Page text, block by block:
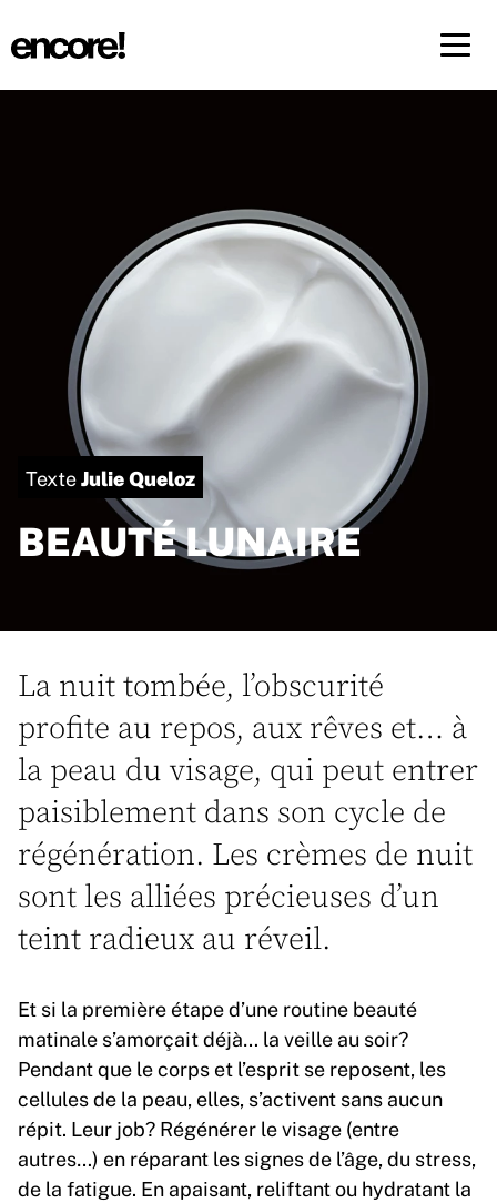
TexteJulie Queloz
BEAUTÉ LUNAIRE
La nuit tombée, l’obscurité
profite au repos, aux rêves et… à
la peau du visage, qui peut entrer
paisiblement dans son cycle de
régénération. Les crèmes de nuit
sont les alliées précieuses d’un
teint radieux au réveil.
Et si la première étape d’une routine beauté
matinale s’amorçait déjà… la veille au soir?
Pendant que le corps et l’esprit se reposent, les
cellules de la peau, elles, s’activent sans aucun
répit. Leur job? Régénérer le visage (entre
autres…) en réparant les signes de l’âge, du stress,
de la fatigue. En apaisant, reliftant ou hydratant la